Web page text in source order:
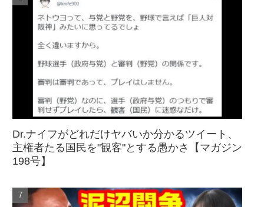
Dr.ナイフがどれだけヤバいか分かるツイート、
主権者たる国民を"観客"とする愚かさ【マガジン
198号】